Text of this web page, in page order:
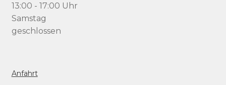
13:00 - 17:00 Uhr
Samstag
geschlossen
Anfahrt